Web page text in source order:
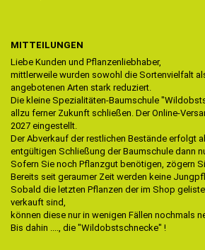
MITTEILUNGEN
Liebe Kunden und Pflanzenliebhaber,
mittlerweile wurden sowohl die Sortenvielfalt
angebotenen Arten stark reduziert.
Die kleine Spezialitäten-Baumschule
allzu ferner Zukunft schließen. Der Online-
2027 eingestellt.
Der Abverkauf der restlichen Bestände erfolgt
entgültigen Schließung der Baumschule dann
Sofern Sie noch Pflanzgut benötigen, zögern
Bereits seit geraumer Zeit werden keine
Sobald die letzten Pflanzen der im Shop
verkauft sind,
können diese nur in wenigen Fällen nochmals
Bis dahin ...., die "Wildobstschnecke" !